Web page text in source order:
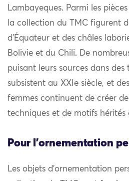
Lambayeques. Parmi les
la collection du TMC figurent
d’Équateur et des châles
Bolivie et du Chili. De
puisant leurs sources dans
subsistent au XXIe siècle, et
femmes continuent de créer
techniques et de motifs hérités
Pour l'ornementation
Les objets d’ornementation